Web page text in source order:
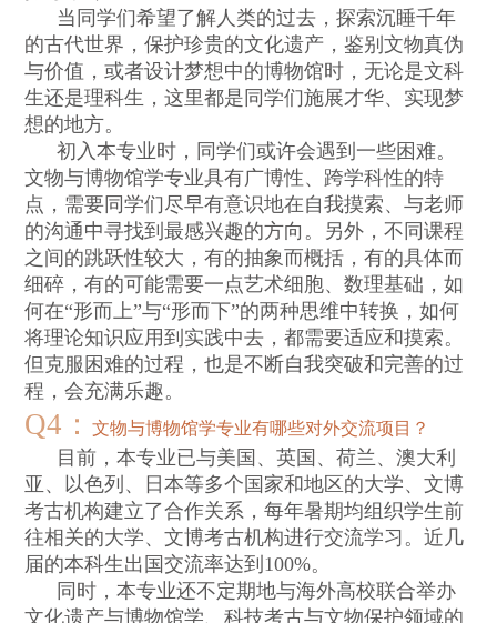
当同学们希望了解人类的过去，探索沉睡千年
的古代世界，保护珍贵的文化遗产，鉴别文物真伪
与价值，或者设计梦想中的博物馆时，无论是文科
生还是理科生，这里都是同学们施展才华、实现梦
想的地方。
初入本专业时，同学们或许会遇到一些困难。
文物与博物馆学专业具有广博性、跨学科性的特
点，需要同学们尽早有意识地在自我摸索、与老师
的沟通中寻找到最感兴趣的方向。另外，不同课程
之间的跳跃性较大，有的抽象而概括，有的具体而
细碎，有的可能需要一点艺术细胞、数理基础，如
何在“形而上”与“形而下”的两种思维中转换，如何
将理论知识应用到实践中去，都需要适应和摸索。
但克服困难的过程，也是不断自我突破和完善的过
程，会充满乐趣。
Q4 ：文物与博物馆学专业有哪些对外交流项目？
目前，本专业已与美国、英国、荷兰、澳大利
亚、以色列、日本等多个国家和地区的大学、文博
考古机构建立了合作关系，每年暑期均组织学生前
往相关的大学、文博考古机构进行交流学习。近几
届的本科生出国交流率达到 100%。
同时，本专业还不定期地与海外高校联合举办
文化遗产与博物馆学、科技考古与文物保护领域的